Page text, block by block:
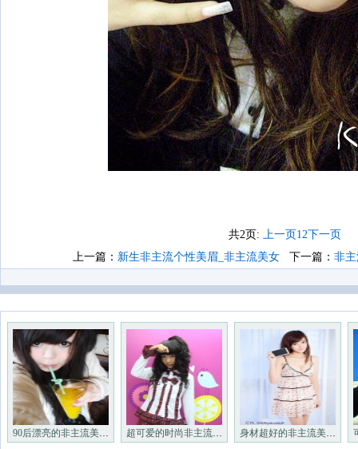
共2页: 上一页12下一页
上一篇： 新生非主流个性美眉_非主流美女下一篇： 非
90后漂亮的非主流美眉_非主流 超可爱的时尚非主流小美女_非 身材超好的非主流美眉们_非主